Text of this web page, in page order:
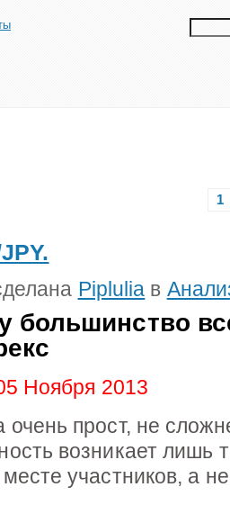
1
Piplulia в
большинство
Ноября 2013
прост, не
возникает лишь
участников, а